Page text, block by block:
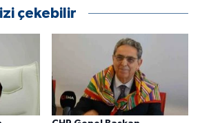
çekebilir